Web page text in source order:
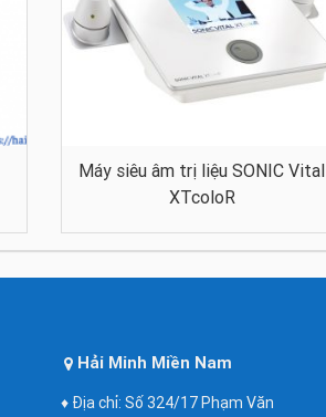
Máy siêu âm trị liệu SONIC Vital
XTcoloR
Hải Minh Miền Nam
♦ Địa chỉ: Số 324/17 Phạm Văn